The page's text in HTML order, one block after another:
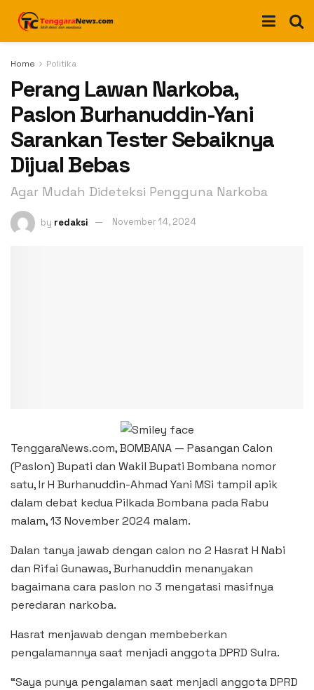
Home Politika
Perang Lawan Narkoba,
Paslon Burhanuddin-Yani
Sarankan Tester Sebaiknya
Dijual Bebas
Agar Mudah Dideteksi Pengguna Narkoba
by redaksi November 14, 2024
TenggaraNews.com, BOMBANA — Pasangan Calon
(Paslon) Bupati dan Wakil Bupati Bombana nomor
satu, Ir H Burhanuddin-Ahmad Yani MSi tampil apik
dalam debat kedua Pilkada Bombana pada Rabu
malam, 13 November 2024 malam.
Dalan tanya jawab dengan calon no 2 Hasrat H Nabi
dan Rifai Gunawas, Burhanuddin menanyakan
bagaimana cara paslon no 3 mengatasi masifnya
peredaran narkoba.
Hasrat menjawab dengan membeberkan
pengalamannya saat menjadi anggota DPRD Sulra.
“Saya punya pengalaman saat menjadi anggota DPRD